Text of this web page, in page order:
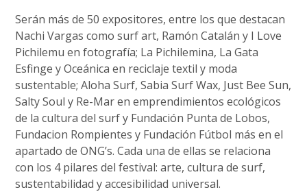
Serán más de 50 expositores, entre los que destacan
Nachi Vargas como surf art, Ramón Catalán y I Love
Pichilemu en fotografía; La Pichilemina, La Gata
Esfinge y Oceánica en reciclaje textil y moda
sustentable; Aloha Surf, Sabia Surf Wax, Just Bee Sun,
Salty Soul y Re-Mar en emprendimientos ecológicos
de la cultura del surf y Fundación Punta de Lobos,
Fundacion Rompientes y Fundación Fútbol más en el
apartado de ONG’s. Cada una de ellas se relaciona
con los 4 pilares del festival: arte, cultura de surf,
sustentabilidad y accesibilidad universal.